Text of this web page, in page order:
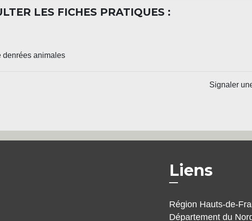
LES FICHES PRATIQUES :
denrées animales
Signaler
Liens
Région Hauts-de-
Département du